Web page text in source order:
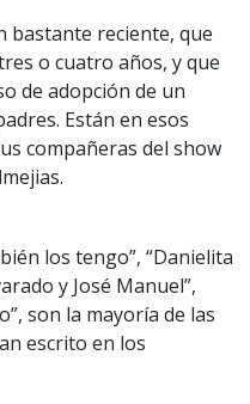
bastante reciente, que
o cuatro años, y que
de adopción de un
Están en esos
compañeras del show
los tengo”, “Danielita
y José Manuel”,
son la mayoría de las
escrito en los